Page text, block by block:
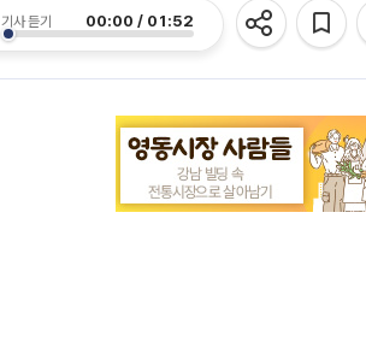
기사 듣기 00:00 / 01:52